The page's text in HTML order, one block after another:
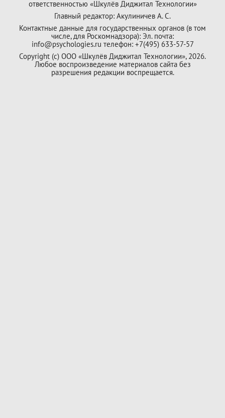
ответственностью «Шкулёв Диджитал Технологии»
Главный редактор: Акулиничев А. С.
Контактные данные для государственных органов (в том
числе, для Роскомнадзора): Эл. почта:
info@psychologies.ru телефон: +7(495) 633-57-57
Copyright (с) ООО «Шкулёв Диджитал Технологии», 2026.
Любое воспроизведение материалов сайта без
разрешения редакции воспрещается.